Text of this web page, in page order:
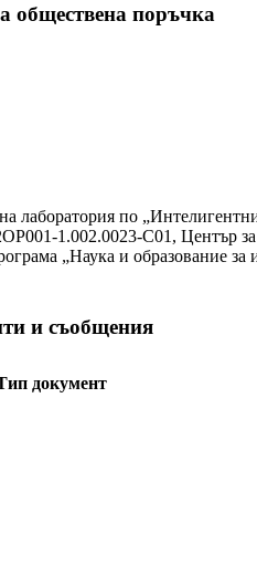
обществена поръчка
лаборатория по
1.002.0023-C01, Център
„Наука и образование за
и съобщения
документ